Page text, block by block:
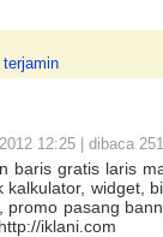
terjamin
12:25 | dibaca
baris gratis laris
kalkulator, widget,
promo pasang
iklani.com